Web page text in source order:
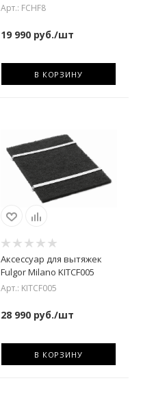
Арт.: FCHF8
19 990руб./шт
В КОРЗИНУ
Аксессуар для вытяжек
Fulgor Milano KITCF005
Арт.: KITCF005
28 990руб./шт
В КОРЗИНУ